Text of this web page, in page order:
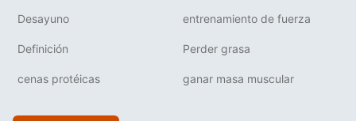
Desayuno entrenamiento de fuerza
Definición Perder grasa
cenas protéicas ganar masa muscular